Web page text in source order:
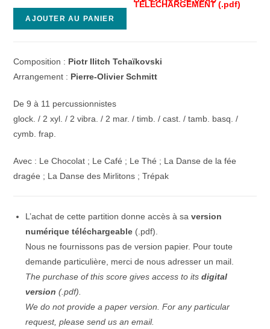
quantité
de
extraits
de
noisette
[recueil]
AJOUTER AU PANIER
Composition : Piotr Ilitch Tchaïkovski
Arrangement : Pierre-Olivier Schmitt
De 9 à 11 percussionnistes
glock. / 2 xyl. / 2 vibra. / 2 mar. / timb. / cast. / tamb. basq. /
cymb. frap.
Avec : Le Chocolat ; Le Café ; Le Thé ; La Danse de la fée
dragée ; La Danse des Mirlitons ; Trépak
L’achat de cette partition donne accès à saversion
numérique téléchargeable (.pdf).
Nous ne fournissons pas de version papier. Pour toute
demande particulière, merci de nous adresser un mail.
The purchase of this score gives access to itsdigital
version (.pdf).
We do not provide a paper version. For any particular
request, please send us an email.